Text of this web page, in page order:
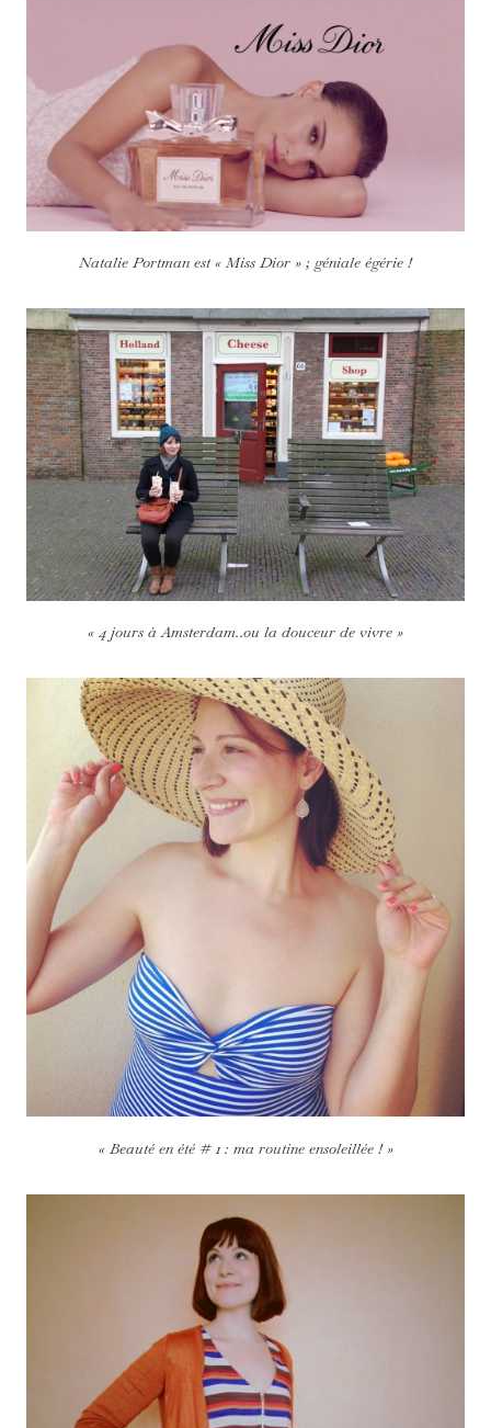
Natalie Portman est « Miss Dior » ; géniale égérie !
« 4 jours à Amsterdam..ou la douceur de vivre »
« Beauté en été # 1 : ma routine ensoleillée ! »